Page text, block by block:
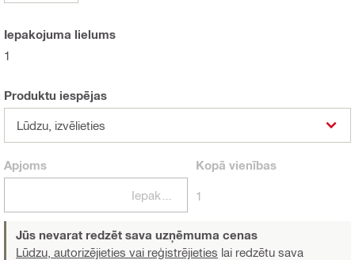
Iepakojuma lielums
1
Produktu iespējas
Lūdzu, izvēlieties
Apjoms Kopā vienības
1
Jūs nevarat redzēt sava uzņēmuma cenas
Lūdzu, autorizējieties vai reģistrējieties lai redzētu sava